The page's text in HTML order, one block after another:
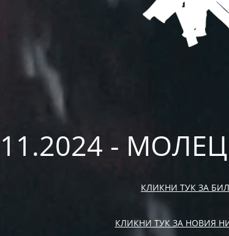
-
КЛИКНИ ТУК ЗА
КЛИКНИ ТУК ЗА НОВИЯ